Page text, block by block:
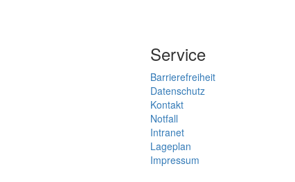
Service
Barrierefreiheit
Datenschutz
Kontakt
Notfall
Intranet
Lageplan
Impressum